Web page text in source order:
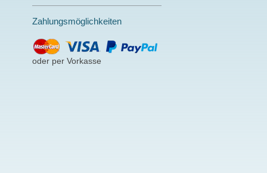
Zahlungsmöglichkeiten
oder per Vorkasse